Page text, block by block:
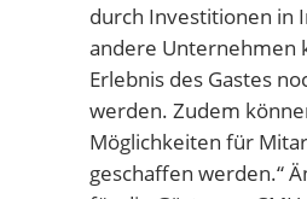
durch Investitionen in
andere Unternehmen
Erlebnis des Gastes
werden. Zudem
Möglichkeiten für
geschaffen werden.“